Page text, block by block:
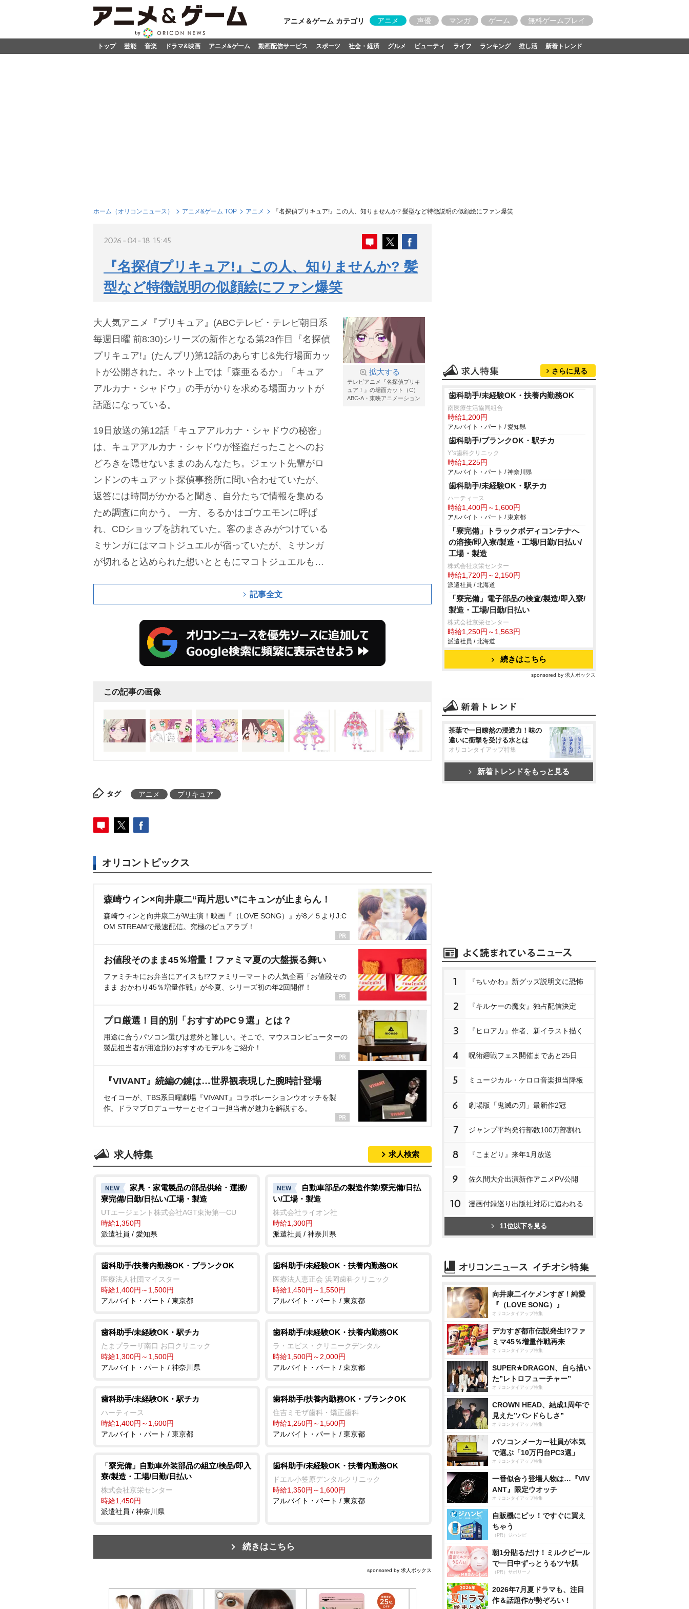
アニメ＆ゲーム カテゴリ アニメ 声優 マンガ ゲーム 無料ゲームプレイ
トップ 芸能 音楽 ドラマ&映画 アニメ&ゲーム 動画配信サービス スポーツ 社会・経済 グルメ ビューティ ライフ ランキング 推し活 新着トレンド
ホーム（オリコンニュース） アニメ&ゲーム TOP アニメ 『名探偵プリキュア!』この人、知りませんか? 髪型など特徴説明の似顔絵にファン爆笑
2026-04-18 15:45
『名探偵プリキュア!』この人、知りませんか? 髪
型など特徴説明の似顔絵にファン爆笑
拡大する
テレビアニメ『名探偵プリキ
ュア！』の場面カット（C）
ABC-A・東映アニメーション
大人気アニメ『プリキュア』(ABCテレビ・テレビ朝日系
毎週日曜 前8:30)シリーズの新作となる第23作目『名探偵
プリキュア!』(たんプリ)第12話のあらすじ&先行場面カッ
トが公開された。ネット上では「森亜るるか」「キュア
アルカナ・シャドウ」の手がかりを求める場面カットが
話題になっている。
19日放送の第12話「キュアアルカナ・シャドウの秘密」
は、キュアアルカナ・シャドウが怪盗だったことへのお
どろきを隠せないままのあんなたち。ジェット先輩がロ
ンドンのキュアット探偵事務所に問い合わせていたが、
返答には時間がかかると聞き、自分たちで情報を集める
ため調査に向かう。
一方、るるかはゴウエモンに呼ば
れ、CDショップを訪れていた。客のまさみがつけている
ミサンガにはマコトジュエルが宿っていたが、ミサンガ
が切れると込められた想いとともにマコトジュエルも消
にアイデアがあることを伝えたるるかは、アイスをおご
プに潜り込む。るるかがまさみの様子をうかがっている
と、あんなたちが店にやってくる。ミサンガに気づいた
みくるが声をかけると、まさみはミサンガに片思いの願
記事全文
この記事の画像
タグ アニメ プリキュア
オリコントピックス
森崎ウィン×向井康二“両片思い”にキュンが止まらん！
森崎ウィンと向井康二がW主演！映画『（LOVE SONG）』が8／５よりJ:C
OM STREAMで最速配信。究極のピュアラブ！
お値段そのまま45％増量！ファミマ夏の大盤振る舞い
ファミチキにお弁当にアイスも!?ファミリーマートの人気企画「お値段その
まま おかわり45％増量作戦」が今夏、シリーズ初の年2回開催！
プロ厳選！目的別「おすすめPC９選」とは？
用途に合うパソコン選びは意外と難しい。そこで、マウスコンピューターの
製品担当者が用途別のおすすめモデルをご紹介！
『VIVANT』続編の鍵は…世界観表現した腕時計登場
セイコーが、TBS系日曜劇場『VIVANT』コラボレーションウオッチを製
作。ドラマプロデューサーとセイコー担当者が魅力を解説する。
求人特集 求人検索
NEW
家具・家電製品の部品供給・運搬/
寮完備/日勤/日払い/工場・製造
UTエージェント株式会社AGT東海第一CU
時給1,350円
派遣社員 / 愛知県
NEW
自動車部品の製造作業/寮完備/日払
い/工場・製造
株式会社ライオン社
時給1,300円
派遣社員 / 神奈川県
歯科助手/扶養内勤務OK・ブランクOK
医療法人社団マイスター
時給1,400円～1,500円
アルバイト・パート / 東京都
歯科助手/未経験OK・扶養内勤務OK
医療法人恵正会 浜岡歯科クリニック
時給1,450円～1,550円
アルバイト・パート / 東京都
歯科助手/未経験OK・駅チカ
たまプラーザ南口 お口クリニック
時給1,300円～1,500円
アルバイト・パート / 神奈川県
歯科助手/未経験OK・扶養内勤務OK
ラ・エビス・クリニークデンタル
時給1,500円～2,000円
アルバイト・パート / 東京都
歯科助手/未経験OK・駅チカ
ハーティース
時給1,400円～1,600円
アルバイト・パート / 東京都
歯科助手/扶養内勤務OK・ブランクOK
住吉ミモザ歯科・矯正歯科
時給1,250円～1,500円
アルバイト・パート / 東京都
「寮完備」自動車外装部品の組立/検品/即入
寮/製造・工場/日勤/日払い
株式会社京栄センター
時給1,450円
派遣社員 / 神奈川県
歯科助手/未経験OK・扶養内勤務OK
ドエル小笠原デンタルクリニック
時給1,350円～1,600円
アルバイト・パート / 東京都
続きはこちら
sponsored by 求人ボックス
さらに見る
歯科助手/未経験OK・扶養内勤務OK
南医療生活協同組合
時給1,200円
アルバイト・パート / 愛知県
歯科助手/ブランクOK・駅チカ
Y’s歯科クリニック
時給1,225円
アルバイト・パート / 神奈川県
歯科助手/未経験OK・駅チカ
ハーティース
時給1,400円～1,600円
アルバイト・パート / 東京都
「寮完備」トラックボディコンテナへ
の溶接/即入寮/製造・工場/日勤/日払い/
工場・製造
株式会社京栄センター
時給1,720円～2,150円
派遣社員 / 北海道
「寮完備」電子部品の検査/製造/即入寮/
製造・工場/日勤/日払い
株式会社京栄センター
時給1,250円～1,563円
派遣社員 / 北海道
続きはこちら
sponsored by 求人ボックス
茶葉で一目瞭然の浸透力！味の
違いに衝撃を受ける水とは
オリコンタイアップ特集
新着トレンドをもっと見る
1 『ちいかわ』新グッズ説明文に恐怖
2 『キルケーの魔女』独占配信決定
3 『ヒロアカ』作者、新イラスト描く
4 呪術廻戦フェス開催まであと25日
5 ミュージカル・ケロロ音楽担当降板
6 劇場版「鬼滅の刃」最新作2冠
7 ジャンプ平均発行部数100万部割れ
8 『こまどり』来年1月放送
9 佐久間大介出演新作アニメPV公開
10 漫画付録巡り出版社対応に追われる
11位以下を見る
向井康二イケメンすぎ！純愛
『（LOVE SONG）』
オリコンタイアップ特集
デカすぎ都市伝説発生!?ファ
ミマ45％増量作戦再来
オリコンタイアップ特集
SUPER★DRAGON、自ら描い
た”レトロフューチャー”
オリコンタイアップ特集
CROWN HEAD、結成1周年で
見えた”バンドらしさ”
オリコンタイアップ特集
パソコンメーカー社員が本気
で選ぶ「10万円台PC3選」
オリコンタイアップ特集
一番似合う登場人物は…『VIV
ANT』限定ウオッチ
オリコンタイアップ特集
自販機にピッ！ですぐに買え
ちゃう
（PR）ジハンピ
朝1分貼るだけ！ミルクピール
で一日中ずっとうるツヤ肌
（PR）サボリーノ
2026年7月夏ドラマも、注目
作＆話題作が勢ぞろい！